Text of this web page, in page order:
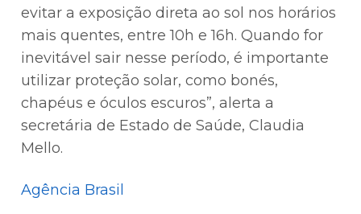
evitar a exposição direta ao sol nos horários
mais quentes, entre 10h e 16h. Quando for
inevitável sair nesse período, é importante
utilizar proteção solar, como bonés,
chapéus e óculos escuros”, alerta a
secretária de Estado de Saúde, Claudia
Mello.
Agência Brasil